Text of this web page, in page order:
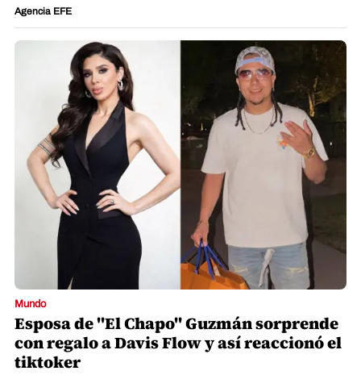
Agencia EFE
Mundo
Esposa de "El Chapo" Guzmán sorprende
con regalo a Davis Flow y así reaccionó el
tiktoker